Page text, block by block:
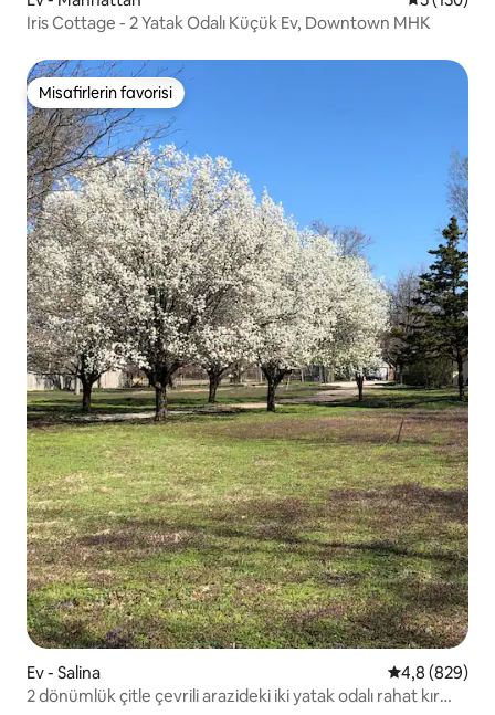
Iris Cottage - 2 Yatak Odalı Küçük Ev, Downtown MHK
Misafirlerin favorisi
Misafirlerin favorisi
Ev - Salina 5 üzerinden
4,8 (829)
2 dönümlük çitle çevrili arazideki iki yatak odalı rahat kır